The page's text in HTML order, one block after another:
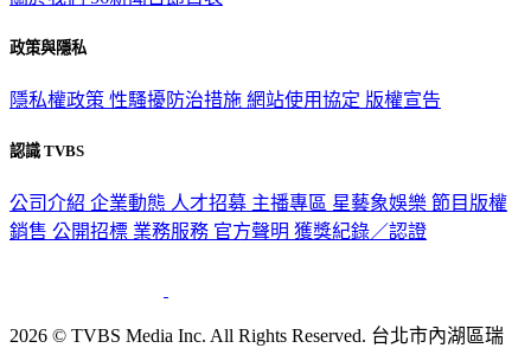
政策與隱私
隱私權政策 性騷擾防治措施 網站使用協定 版權宣告
認識 TVBS
公司介紹 企業動態 人才招募 主播專區 星藝象娛樂 節目版權
銷售 公開招標 業務服務 官方聲明 獲獎紀錄／認證
2026 © TVBS Media Inc. All Rights Reserved. 台北市內湖區瑞